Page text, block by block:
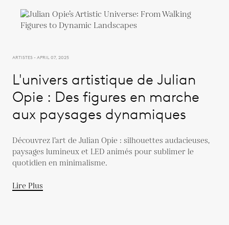
ARTISTES - APRIL 07, 2025
L'univers artistique de Julian
Opie : Des figures en marche
aux paysages dynamiques
Découvrez l’art de Julian Opie : silhouettes audacieuses,
paysages lumineux et LED animés pour sublimer le
quotidien en minimalisme.
Lire Plus